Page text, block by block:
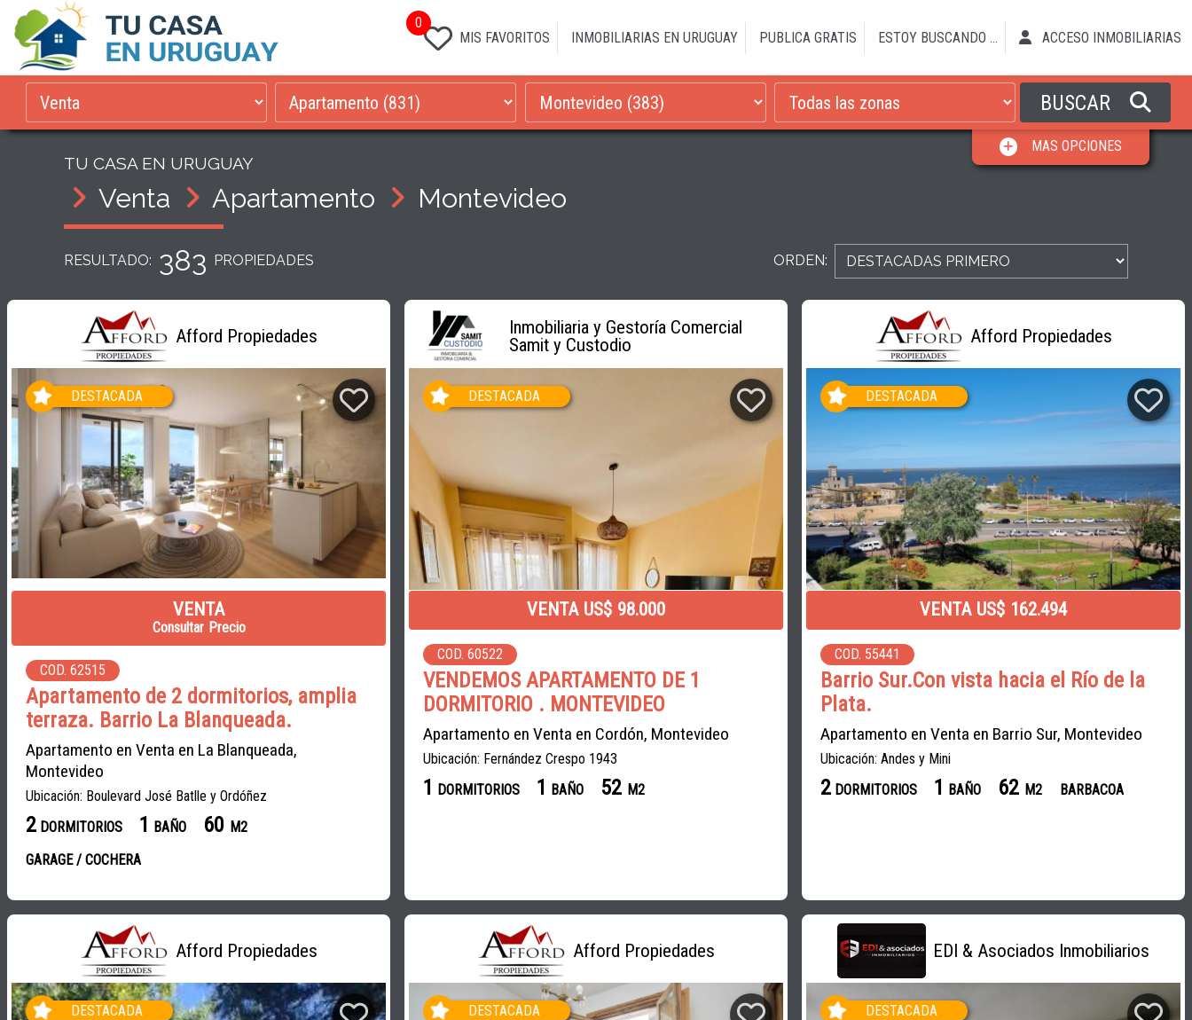
0
MIS FAVORITOS
INMOBILIARIAS EN URUGUAY PUBLICA GRATIS ESTOY BUSCANDO ... ACCESO INMOBILIARIAS
BUSCAR
MAS OPCIONES
TU CASA EN URUGUAY
Venta Apartamento Montevideo
RESULTADO: 383 PROPIEDADES ORDEN:
Afford Propiedades
DESTACADA
VENTA
Consultar Precio
COD. 62515
Apartamento de 2 dormitorios, amplia
terraza. Barrio La Blanqueada.
Apartamento en Venta en La Blanqueada,
Montevideo
Ubicación: Boulevard José Batlle y Ordóñez
2 DORMITORIOS 1 BAÑO 60 M2
GARAGE / COCHERA
Inmobiliaria y Gestoría Comercial
Samit y Custodio
DESTACADA
VENTA US$ 98.000
COD. 60522
VENDEMOS APARTAMENTO DE 1
DORMITORIO . MONTEVIDEO
Apartamento en Venta en Cordón, Montevideo
Ubicación: Fernández Crespo 1943
1 DORMITORIOS 1 BAÑO 52 M2
Afford Propiedades
DESTACADA
VENTA US$ 162.494
COD. 55441
Barrio Sur.Con vista hacia el Río de la
Plata.
Apartamento en Venta en Barrio Sur, Montevideo
Ubicación: Andes y Mini
2 DORMITORIOS 1 BAÑO 62 M2 BARBACOA
Afford Propiedades
DESTACADA
Afford Propiedades
DESTACADA
EDI & Asociados Inmobiliarios
DESTACADA